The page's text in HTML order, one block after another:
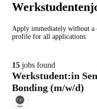
Apply immediately without a
profile for all applications.
15 jobs found
Werkstudent:in
Bonding (m/w/d)